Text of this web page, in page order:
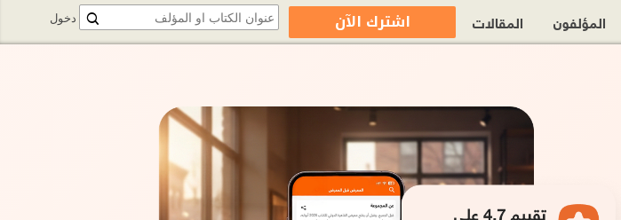
دخول المؤلفون المقالات اشترك الآن